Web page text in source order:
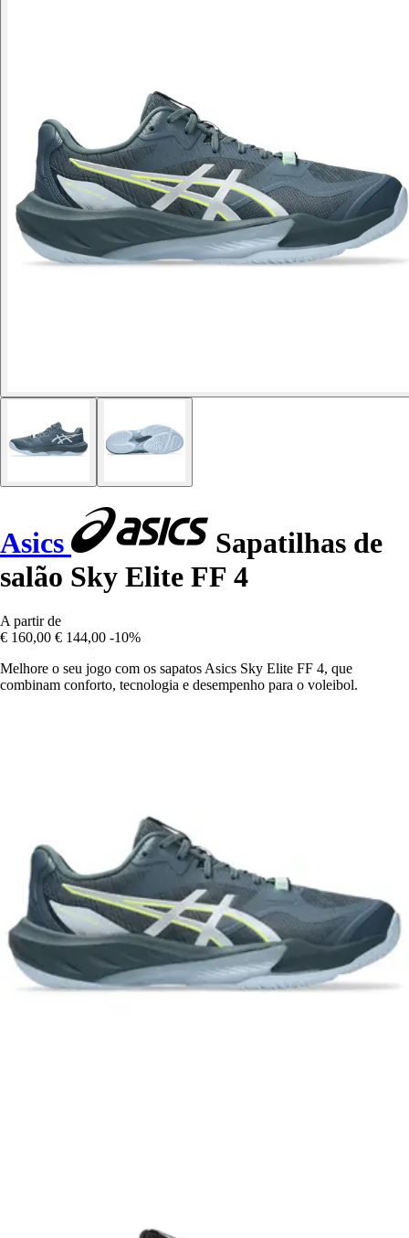
Asics
Sapatilhas de
salão Sky Elite FF 4
A partir de
€ 160,00 € 144,00 -10%
Melhore o seu jogo com os sapatos Asics Sky Elite FF 4, que
combinam conforto, tecnologia e desempenho para o voleibol.